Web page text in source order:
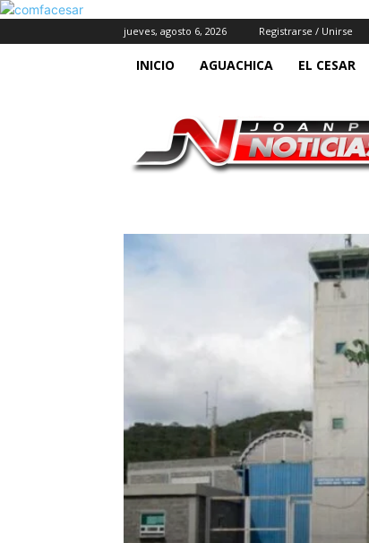
jueves, agosto 6, 2026 Registrarse / Unirse
INICIO AGUACHICA EL CESAR